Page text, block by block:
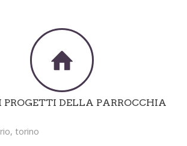
PROGETTI DELLA PARROCCHIA
, torino